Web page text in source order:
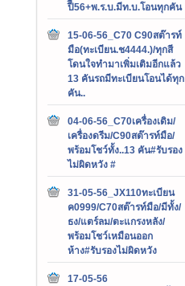
ปีี56+พ.ร.บ.มีท.บ.โอนทุกคัน
15-06-56_C70 C90สต๊ารท์
มือ(ทะเบียน.ช4444.)/ทุกสี
โดนใจทำมาเพิ่มเติมอีกแล้ว
13 คันรถมีทะเบียนโอนได้ทุก
คัน..
04-06-56_C70เครื่องเดิม/
เครื่องดรีม/C90สต๊ารท์มือ/
พร้อมโชว์ทั้ง..13 คัน#รับรอง
ไม่ผิดหวัง #
31-05-56_JX110ทะเบียน
ค0999/C70สต๊ารท์มือ/มีทั้ง/
ธง/แตร์ลม/ตะแกรงหลัง/
พร้อมโชว์เหมือนออก
ห้าง#รับรองไม่ผิดหวัง
17-05-56